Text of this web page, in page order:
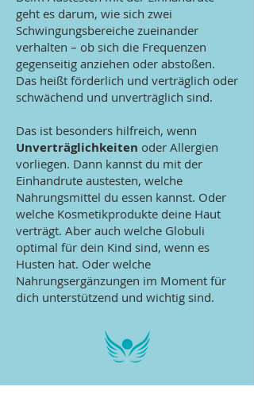
geht es darum, wie sich zwei
Schwingungsbereiche zueinander
verhalten – ob sich die Frequenzen
gegenseitig anziehen oder abstoßen.
Das heißt förderlich und verträglich oder
schwächend und unverträglich sind.
Das ist besonders hilfreich, wenn
Unverträglichkeiten oder Allergien
vorliegen. Dann kannst du mit der
Einhandrute austesten, welche
Nahrungsmittel du essen kannst. Oder
welche Kosmetikprodukte deine Haut
verträgt. Aber auch welche Globuli
optimal für dein Kind sind, wenn es
Husten hat. Oder welche
Nahrungsergänzungen im Moment für
dich unterstützend und wichtig sind.